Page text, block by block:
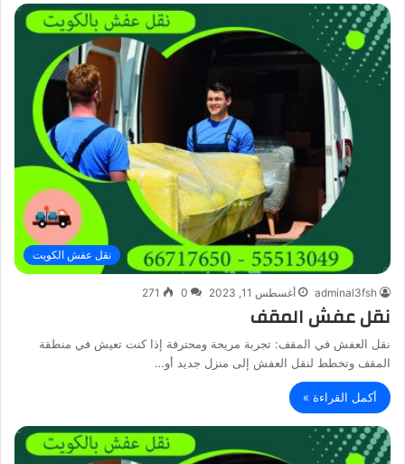
نقل عفش الكويت
adminal3fsh أغسطس 11, 2023 0
271
نقل عفش المقف
نقل العفش في المقف: تجربة مريحة ومحترفة إذا كنت تعيش في منطقة
المقف وتخطط لنقل العفش إلى منزل جديد أو…
أكمل القراءة »